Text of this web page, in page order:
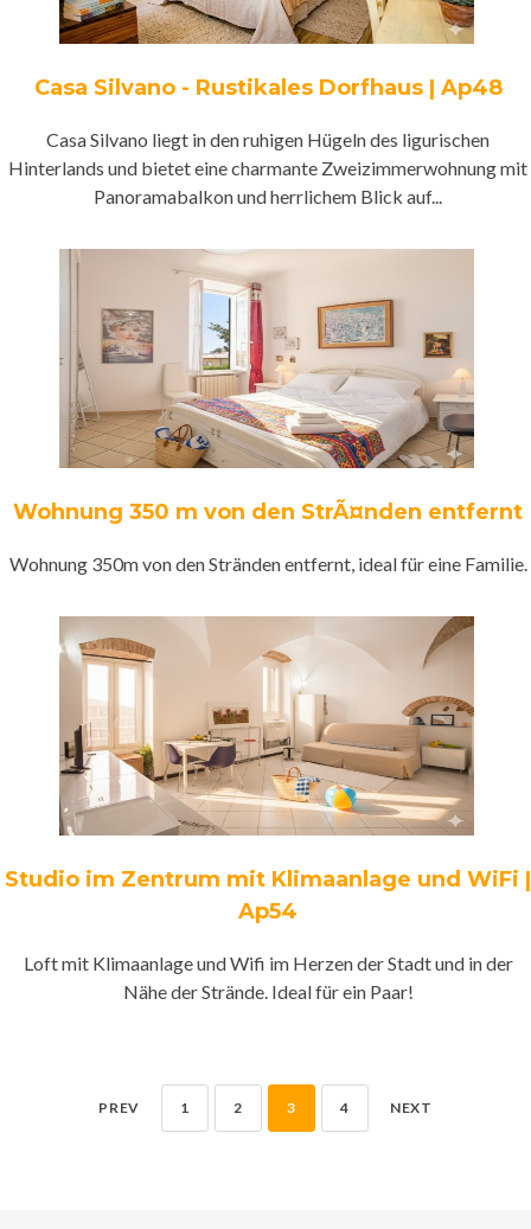
Casa Silvano - Rustikales Dorfhaus | Ap48
Casa Silvano liegt in den ruhigen Hügeln des ligurischen
Hinterlands und bietet eine charmante Zweizimmerwohnung mit
Panoramabalkon und herrlichem Blick auf...
Wohnung 350 m von den StrÃ¤nden entfernt
Wohnung 350m von den Stränden entfernt, ideal für eine Familie.
Studio im Zentrum mit Klimaanlage und WiFi |
Ap54
Loft mit Klimaanlage und Wifi im Herzen der Stadt und in der
Nähe der Strände. Ideal für ein Paar!
PREV 1 2 3 4 NEXT